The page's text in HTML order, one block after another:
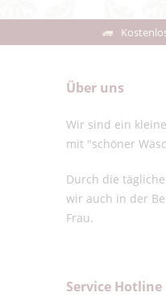
Über uns
Wir sind ein
mit "schöner
Durch die
wir auch in der
Frau.
Service Hotline